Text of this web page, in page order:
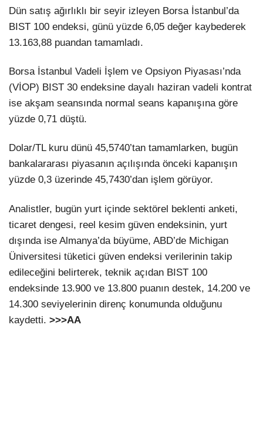
Dün satış ağırlıklı bir seyir izleyen Borsa İstanbul’da
BIST 100 endeksi, günü yüzde 6,05 değer kaybederek
13.163,88 puandan tamamladı.
Borsa İstanbul Vadeli İşlem ve Opsiyon Piyasası’nda
(VİOP) BIST 30 endeksine dayalı haziran vadeli kontrat
ise akşam seansında normal seans kapanışına göre
yüzde 0,71 düştü.
Dolar/TL kuru dünü 45,5740’tan tamamlarken, bugün
bankalararası piyasanın açılışında önceki kapanışın
yüzde 0,3 üzerinde 45,7430’dan işlem görüyor.
Analistler, bugün yurt içinde sektörel beklenti anketi,
ticaret dengesi, reel kesim güven endeksinin, yurt
dışında ise Almanya’da büyüme, ABD’de Michigan
Üniversitesi tüketici güven endeksi verilerinin takip
edileceğini belirterek, teknik açıdan BIST 100
endeksinde 13.900 ve 13.800 puanın destek, 14.200 ve
14.300 seviyelerinin direnç konumunda olduğunu
kaydetti. >>>AA